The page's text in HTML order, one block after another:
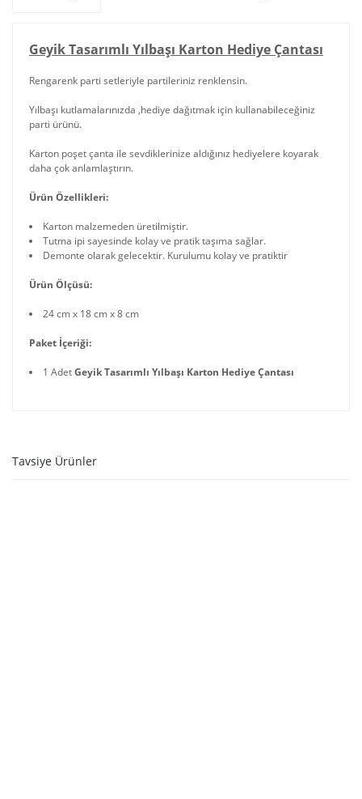
Geyik Tasarımlı Yılbaşı Karton Hediye Çantası
Rengarenk parti setleriyle partileriniz renklensin.
Yılbaşı kutlamalarınızda ,hediye dağıtmak için kullanabileceğiniz
parti ürünü.
Karton poşet çanta ile sevdiklerinize aldığınız hediyelere koyarak
daha çok anlamlaştırın.
Ürün Özellikleri:
Karton malzemeden üretilmiştir.
Tutma ipi sayesinde kolay ve pratik taşıma sağlar.
Demonte olarak gelecektir. Kurulumu kolay ve pratiktir
Ürün Ölçüsü:
24 cm x 18 cm x 8 cm
Paket İçeriği:
1 AdetGeyik Tasarımlı Yılbaşı Karton Hediye Çantası
Tavsiye Ürünler